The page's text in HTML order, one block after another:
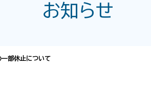
お知らせ
一部休止について